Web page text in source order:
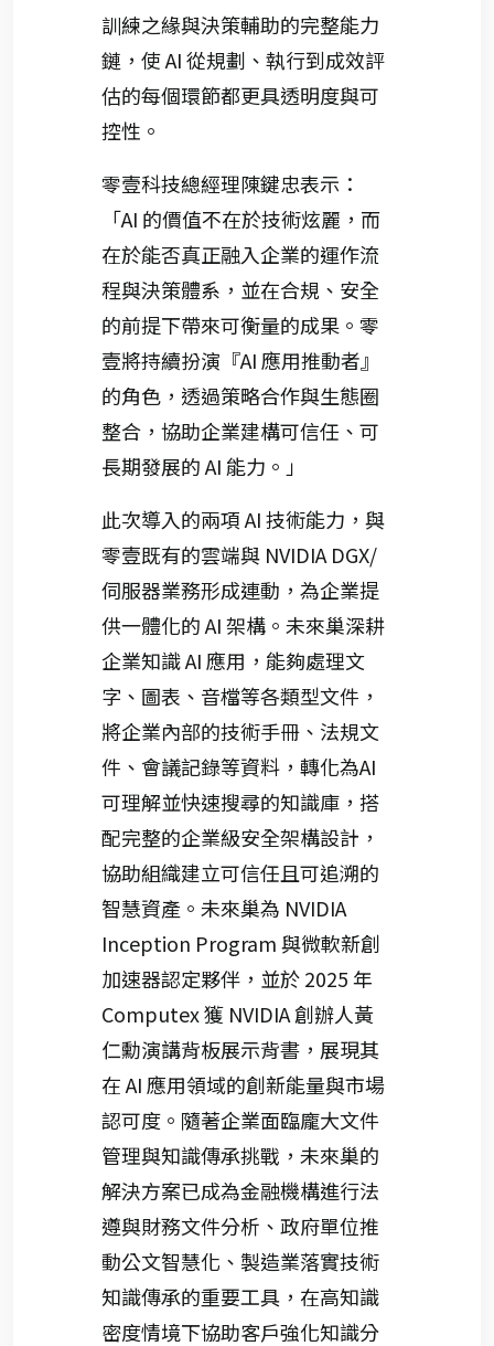
訓練之緣與決策輔助的完整能力
鏈，使 AI 從規劃、執行到成效評
估的每個環節都更具透明度與可
控性。
零壹科技總經理陳鍵忠表示：
「AI 的價值不在於技術炫麗，而
在於能否真正融入企業的運作流
程與決策體系，並在合規、安全
的前提下帶來可衡量的成果。零
壹將持續扮演『AI 應用推動者』
的角色，透過策略合作與生態圈
整合，協助企業建構可信任、可
長期發展的 AI 能力。」
此次導入的兩項 AI 技術能力，與
零壹既有的雲端與 NVIDIA DGX/
伺服器業務形成連動，為企業提
供一體化的 AI 架構。未來巢深耕
企業知識 AI 應用，能夠處理文
字、圖表、音檔等各類型文件，
將企業內部的技術手冊、法規文
件、會議記錄等資料，轉化為AI
可理解並快速搜尋的知識庫，搭
配完整的企業級安全架構設計，
協助組織建立可信任且可追溯的
智慧資產。未來巢為 NVIDIA
Inception Program 與微軟新創
加速器認定夥伴，並於 2025 年
Computex 獲 NVIDIA 創辦人黃
仁勳演講背板展示背書，展現其
在 AI 應用領域的創新能量與市場
認可度。隨著企業面臨龐大文件
管理與知識傳承挑戰，未來巢的
解決方案已成為金融機構進行法
遵與財務文件分析、政府單位推
動公文智慧化、製造業落實技術
知識傳承的重要工具，在高知識
密度情境下協助客戶強化知識分